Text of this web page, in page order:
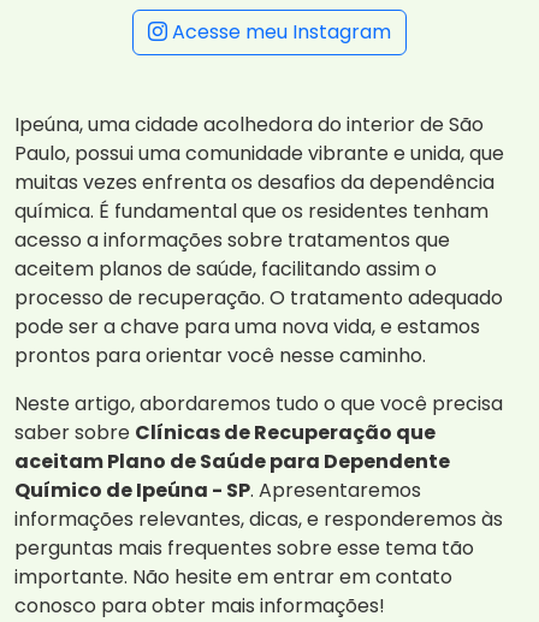
Acesse meu Instagram
Ipeúna, uma cidade acolhedora do interior de São
Paulo, possui uma comunidade vibrante e unida, que
muitas vezes enfrenta os desafios da dependência
química. É fundamental que os residentes tenham
acesso a informações sobre tratamentos que
aceitem planos de saúde, facilitando assim o
processo de recuperação. O tratamento adequado
pode ser a chave para uma nova vida, e estamos
prontos para orientar você nesse caminho.
Neste artigo, abordaremos tudo o que você precisa
saber sobre Clínicas de Recuperação que
aceitam Plano de Saúde para Dependente
Químico de Ipeúna - SP. Apresentaremos
informações relevantes, dicas, e responderemos às
perguntas mais frequentes sobre esse tema tão
importante. Não hesite em entrar em contato
conosco para obter mais informações!